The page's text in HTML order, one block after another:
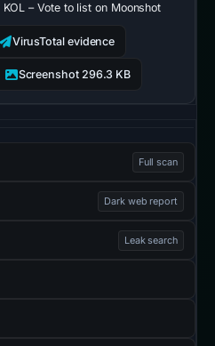
KOL – Vote to list on Moonshot
VirusTotal evidence
Screenshot 296.3 KB
Full scan
Dark web report
Leak search